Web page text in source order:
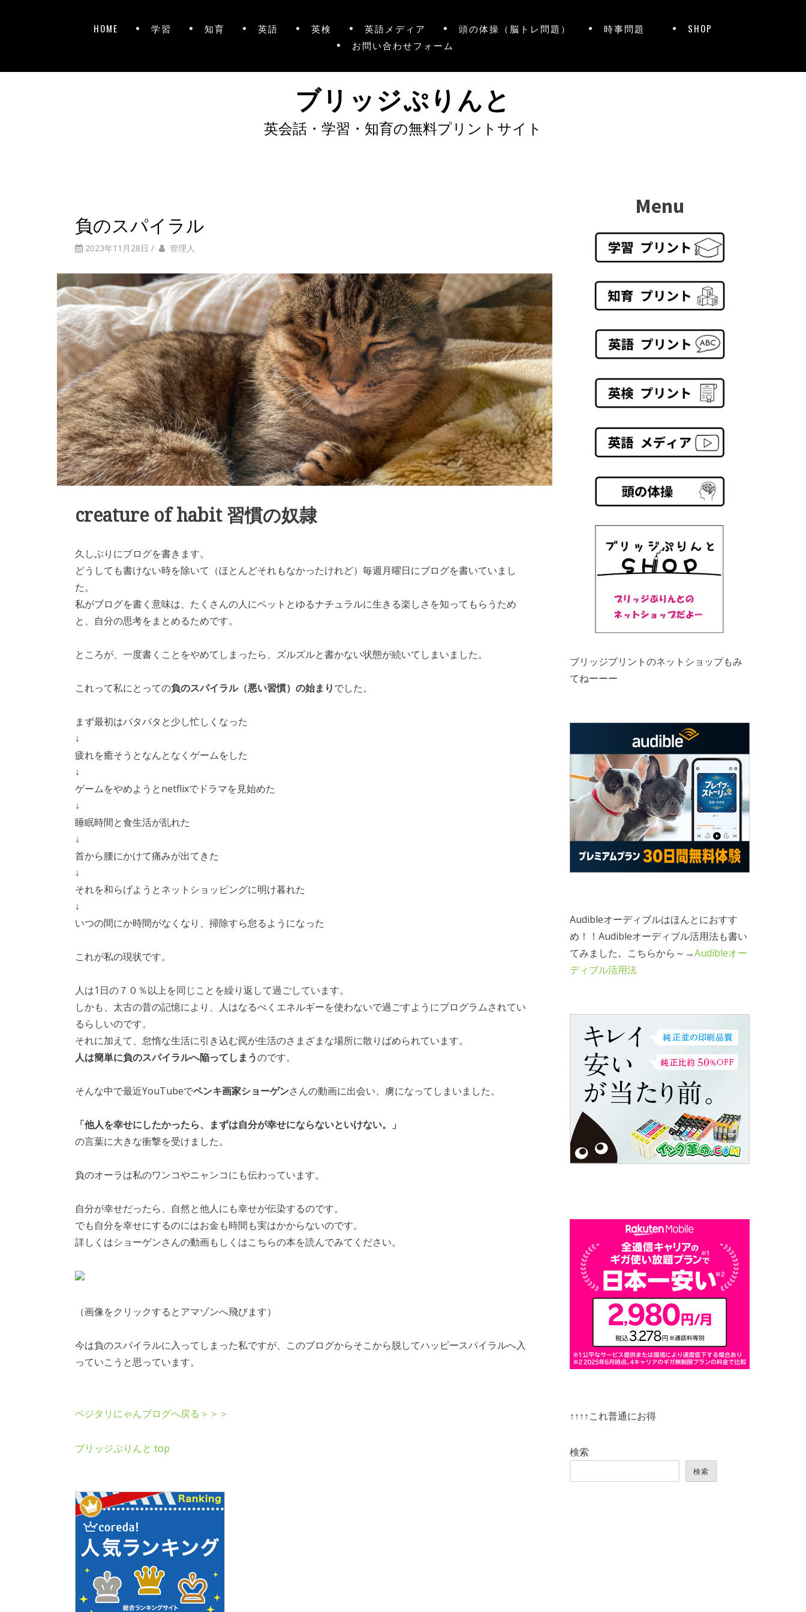
HOME 学習 知育 英語 英検 英語メディア 頭の体操（脳トレ問題） 時事問題
SHOP
お問い合わせフォーム
ブリッジぷりんと
英会話・学習・知育の無料プリントサイト
負のスパイラル
2023年11月28日 / 管理人
creature of habit 習慣の奴隷
久しぶりにブログを書きます。
どうしても書けない時を除いて（ほとんどそれもなかったけれど）毎週月曜日にブログを書いていまし
た。
私がブログを書く意味は、たくさんの人にペットとゆるナチュラルに生きる楽しさを知ってもらうため
と、自分の思考をまとめるためです。
ところが、一度書くことをやめてしまったら、ズルズルと書かない状態が続いてしまいました。
これって私にとっての負のスパイラル（悪い習慣）の始まりでした。
まず最初はバタバタと少し忙しくなった
↓
疲れを癒そうとなんとなくゲームをした
↓
ゲームをやめようとnetflixでドラマを見始めた
↓
睡眠時間と食生活が乱れた
↓
首から腰にかけて痛みが出てきた
↓
それを和らげようとネットショッピングに明け暮れた
↓
いつの間にか時間がなくなり、掃除すら怠るようになった
これが私の現状です。
人は1日の７０％以上を同じことを繰り返して過ごしています。
しかも、太古の昔の記憶により、人はなるべくエネルギーを使わないで過ごすようにプログラムされてい
るらしいのです。
それに加えて、怠惰な生活に引き込む罠が生活のさまざまな場所に散りばめられています。
人は簡単に負のスパイラルへ陥ってしまうのです。
そんな中で最近YouTubeでペンキ画家ショーゲンさんの動画に出会い、虜になってしまいました。
「他人を幸せにしたかったら、まずは自分が幸せにならないといけない。」
の言葉に大きな衝撃を受けました。
負のオーラは私のワンコやニャンコにも伝わっています。
自分が幸せだったら、自然と他人にも幸せが伝染するのです。
でも自分を幸せにするのにはお金も時間も実はかからないのです。
詳しくはショーゲンさんの動画もしくはこちらの本を読んでみてください。
（画像をクリックするとアマゾンへ飛びます）
今は負のスパイラルに入ってしまった私ですが、このブログからそこから脱してハッピースパイラルへ入
っていこうと思っています。
ベジタリにゃんブログへ戻る＞＞＞
ブリッジぷりんと top
Menu
ブリッジプリントのネットショップもみ
てねーーー
Audibleオーディブルはほんとにおすす
め！！Audibleオーディブル活用法も書い
てみました。こちらから～→Audibleオー
ディブル活用法
↑↑↑↑これ普通にお得
検索
検索